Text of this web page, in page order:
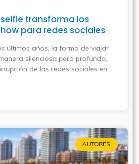
transforma los
para redes sociales
últimos años, la forma de viajar
silenciosa pero profunda,
de las redes sociales en
AUTORES